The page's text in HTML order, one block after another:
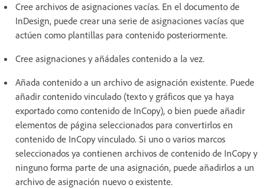
Cree archivos de asignaciones vacías. En el documento de
InDesign, puede crear una serie de asignaciones vacías que
actúen como plantillas para contenido posteriormente.
Cree asignaciones y añádales contenido a la vez.
Añada contenido a un archivo de asignación existente. Puede
añadir contenido vinculado (texto y gráficos que ya haya
exportado como contenido de InCopy), o bien puede añadir
elementos de página seleccionados para convertirlos en
contenido de InCopy vinculado. Si uno o varios marcos
seleccionados ya contienen archivos de contenido de InCopy y
ninguno forma parte de una asignación, puede añadirlos a un
archivo de asignación nuevo o existente.